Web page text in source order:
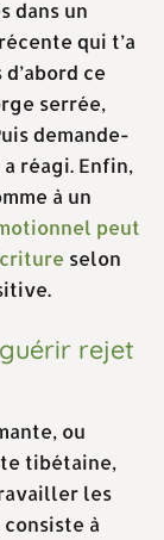
dans un
qui t’a
ce
serrée,
demande-
réagi. Enfin,
à un
peut
selon
rejet
ou
tibétaine,
les
à